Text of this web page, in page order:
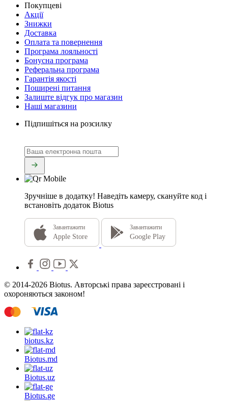
Покупцеві
Акції
Знижки
Доставка
Оплата та повернення
Програма лояльності
Бонусна програма
Реферальна програма
Гарантія якості
Поширені питання
Залиште відгук про магазин
Наші магазини
Підпишіться на розсилку
Зручніше в додатку! Наведіть камеру, скануйте код і
встановіть додаток Biotus
Завантажити
Apple Store
Завантажити
Google Play
© 2014-2026 Biotus. Авторські права зареєстровані і
охороняються законом!
biotus.kz
Biotus.md
Biotus.uz
Biotus.ge